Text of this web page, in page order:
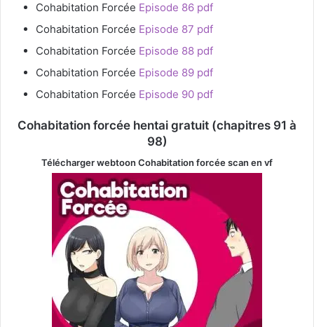
Cohabitation Forcée Episode 86 pdf
Cohabitation Forcée Episode 87 pdf
Cohabitation Forcée Episode 88 pdf
Cohabitation Forcée Episode 89 pdf
Cohabitation Forcée Episode 90 pdf
Cohabitation forcée hentai gratuit (chapitres 91 à
98)
Télécharger webtoon Cohabitation forcéescan en vf